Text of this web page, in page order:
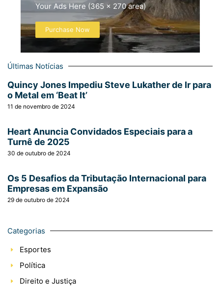
Your Ads Here (365 x 270 area)
Purchase Now
Últimas Notícias
Quincy Jones Impediu Steve Lukather de Ir para
o Metal em ‘Beat It’
11 de novembro de 2024
Heart Anuncia Convidados Especiais para a
Turnê de 2025
30 de outubro de 2024
Os 5 Desafios da Tributação Internacional para
Empresas em Expansão
29 de outubro de 2024
Categorias
Esportes
Política
Direito e Justiça